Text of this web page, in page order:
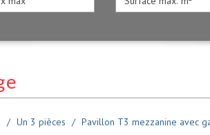
Un 3 pièces Pavillon T3 mezzanine avec